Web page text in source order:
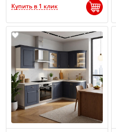
Купить в 1 клик